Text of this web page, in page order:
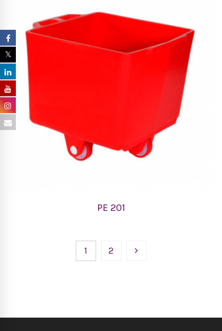
PE 201
1 2